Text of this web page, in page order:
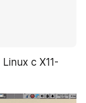
с X11-